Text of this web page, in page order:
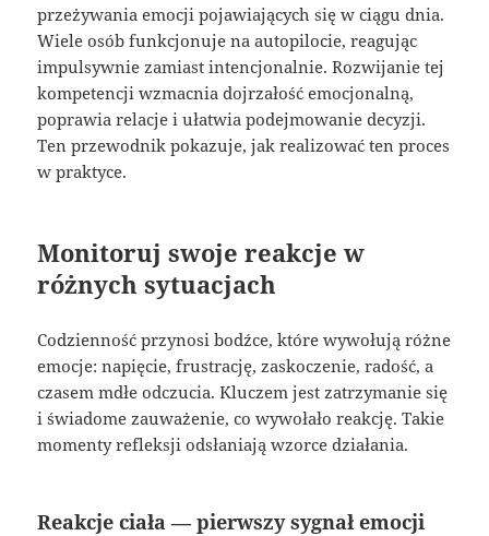
przeżywania emocji pojawiających się w ciągu dnia.
Wiele osób funkcjonuje na autopilocie, reagując
impulsywnie zamiast intencjonalnie. Rozwijanie tej
kompetencji wzmacnia dojrzałość emocjonalną,
poprawia relacje i ułatwia podejmowanie decyzji.
Ten przewodnik pokazuje, jak realizować ten proces
w praktyce.
Monitoruj swoje reakcje w
różnych sytuacjach
Codzienność przynosi bodźce, które wywołują różne
emocje: napięcie, frustrację, zaskoczenie, radość, a
czasem mdłe odczucia. Kluczem jest zatrzymanie się
i świadome zauważenie, co wywołało reakcję. Takie
momenty refleksji odsłaniają wzorce działania.
Reakcje ciała — pierwszy sygnał emocji